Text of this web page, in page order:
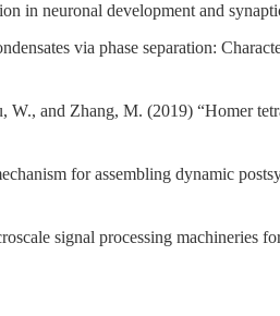
in neuronal development and
via phase separation:
W., and Zhang, M. (2019) “Homer
for assembling dynamic
signal processing machineries